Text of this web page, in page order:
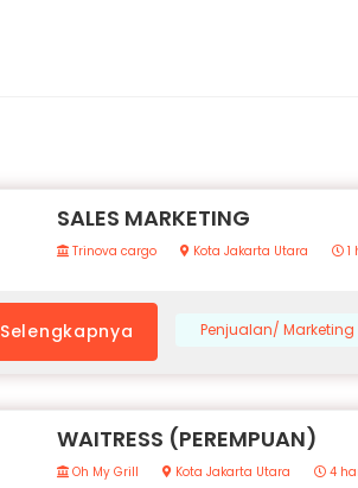
SALES MARKETING
Trinova cargo Kota Jakarta Utara 1
Selengkapnya Penjualan/ Marketing
WAITRESS (PEREMPUAN)
Oh My Grill Kota Jakarta Utara 4